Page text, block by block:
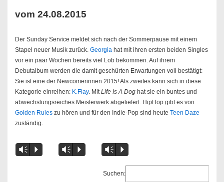
vom 24.08.2015
Der Sunday Service meldet sich nach der Sommerpause mit einem
Stapel neuer Musik zurück. Georgia hat mit ihren ersten beiden Singles
vor ein paar Wochen bereits viel Lob bekommen. Auf ihrem
Debutalbum werden die damit geschürten Erwartungen voll bestätigt:
Sie ist eine der Newcomerinnen 2015! Als zweites kann sich in diese
Kategorie einreihen: K.Flay. Mit Life Is A Dog hat sie ein buntes und
abwechslungsreiches Meisterwerk abgeliefert. HipHop gibt es von
Golden Rules zu hören und für den Indie-Pop sind heute Teen Daze
zuständig.
Vm P Vm P Vm P
Suchen: